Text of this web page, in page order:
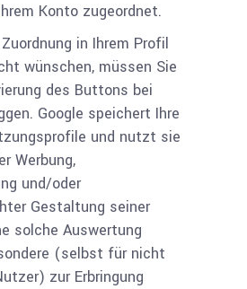
Konto zugeordnet.
in Ihrem Profil
wünschen, müssen Sie
des Buttons bei
Google speichert Ihre
und nutzt sie
Werbung,
und/oder
Gestaltung seiner
solche Auswertung
(selbst für nicht
zur Erbringung